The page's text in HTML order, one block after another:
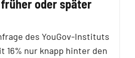
oder später
des YouGov-Instituts
16% nur knapp hinter den